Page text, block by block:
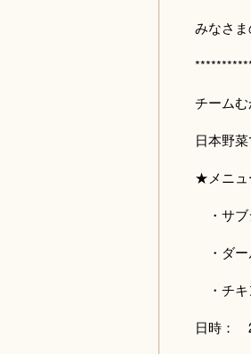
みなさ
チーム
日本野
★メニ
・サブ
・ダー
・チキ
日時：